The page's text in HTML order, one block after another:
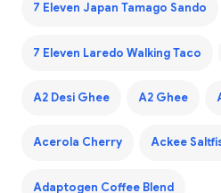
7 Eleven Japan Tamago Sando
7 Eleven Laredo Walking Taco
A2 Desi Ghee A2 Ghee
Acerola Cherry Ackee
Adaptogen Coffee Blend